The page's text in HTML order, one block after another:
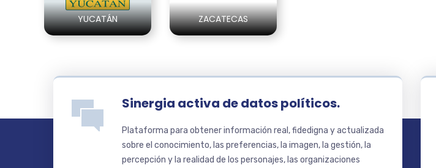
YUCATÁN ZACATECAS
Sinergia activa de datos políticos.
Plataforma para obtener información real, fidedigna y actualizada
sobre el conocimiento, las preferencias, la imagen, la gestión, la
percepción y la realidad de los personajes, las organizaciones